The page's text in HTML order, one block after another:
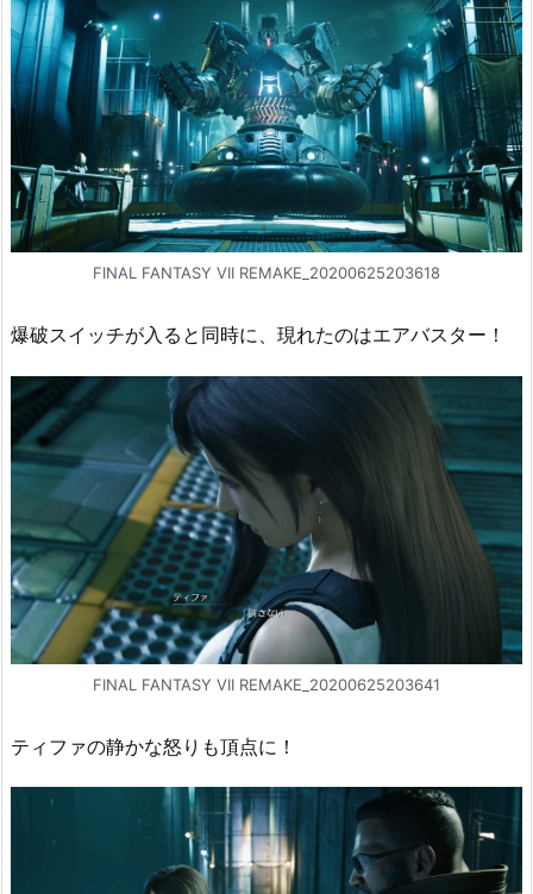
FINAL FANTASY VII REMAKE_20200625203618
爆破スイッチが入ると同時に、現れたのはエアバスター！
FINAL FANTASY VII REMAKE_20200625203641
ティファの静かな怒りも頂点に！